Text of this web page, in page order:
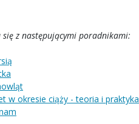
z następującymi poradnikami:
w okresie ciąży - teoria i praktyka